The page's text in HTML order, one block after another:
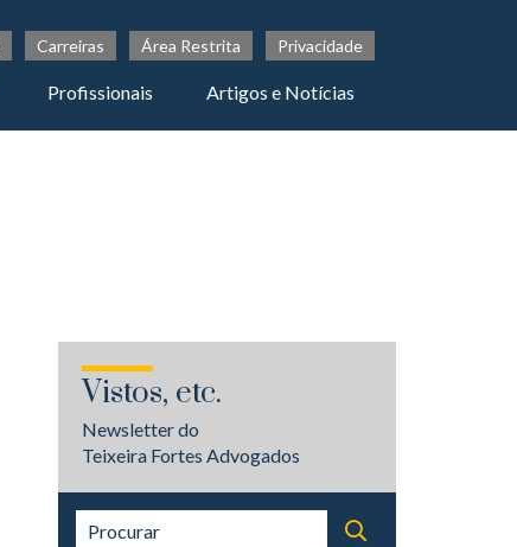
Carreiras Área Restrita Privacidade
Profissionais Artigos e Notícias
Vistos, etc.
Newsletter do
Teixeira Fortes Advogados